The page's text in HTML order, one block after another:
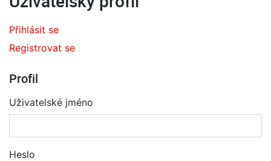
Přihlásit se
Registrovat se
Profil
Uživatelské jméno
Heslo